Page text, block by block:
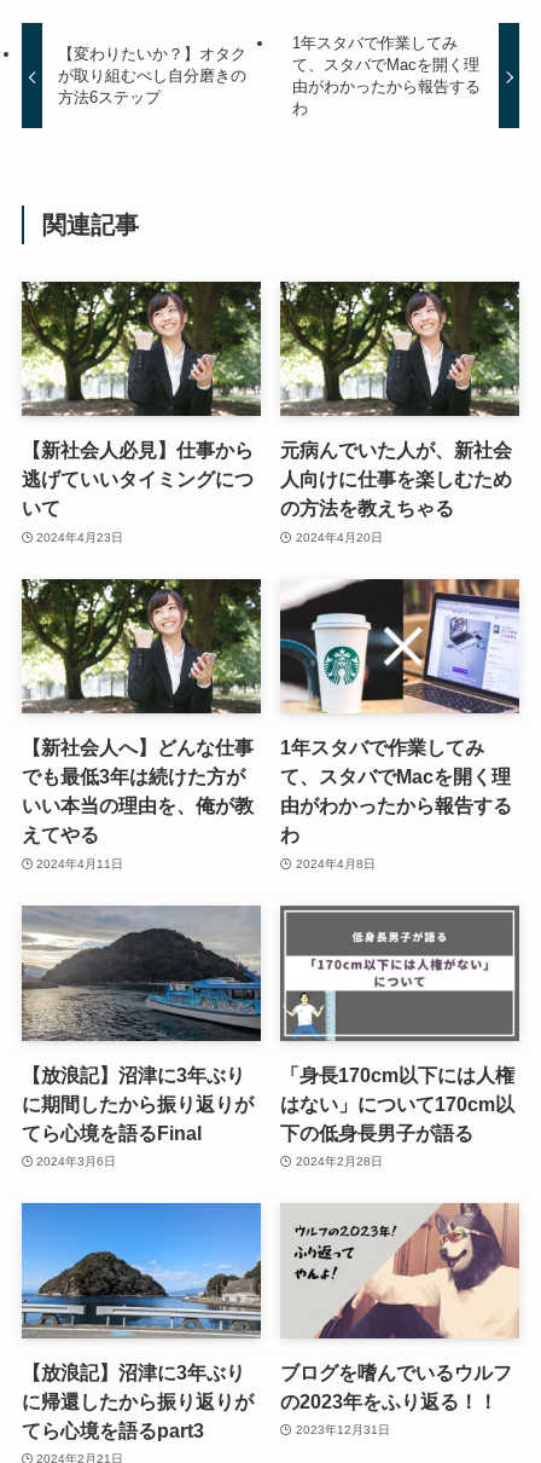
【変わりたいか？】オタク
が取り組むべし自分磨きの
方法6ステップ
1年スタバで作業してみ
て、スタバでMacを開く理
由がわかったから報告する
わ
関連記事
【新社会人必見】仕事から
逃げていいタイミングにつ
いて
2024年4月23日
元病んでいた人が、新社会
人向けに仕事を楽しむため
の方法を教えちゃる
2024年4月20日
【新社会人へ】どんな仕事
でも最低3年は続けた方が
いい本当の理由を、俺が教
えてやる
2024年4月11日
1年スタバで作業してみ
て、スタバでMacを開く理
由がわかったから報告する
わ
2024年4月8日
【放浪記】沼津に3年ぶり
に期間したから振り返りが
てら心境を語るFinal
2024年3月6日
「身長170cm以下には人権
はない」について170cm以
下の低身長男子が語る
2024年2月28日
【放浪記】沼津に3年ぶり
に帰還したから振り返りが
てら心境を語るpart3
2024年2月21日
ブログを嗜んでいるウルフ
の2023年をふり返る！！
2023年12月31日